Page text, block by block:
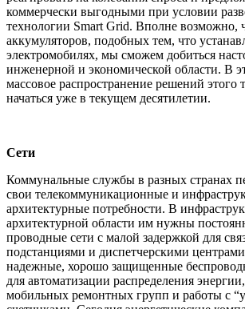
коммерчески выгодными при условии
технологии Smart Grid. Вполне возможно,
аккумуляторов, подобных тем, что
электромобилях, мы сможем добиться
инженерной и экономической области. В
массовое распространение решений этого
начаться уже в текущем десятилетии.
Сети
Коммунальные службы в разных странах
свои телекоммуникационные и
архитектурные потребности. В
архитектурной области им нужны
проводные сети с малой задержкой для
подстанциями и диспетчерскими
надежные, хорошо защищенные
для автоматизации распределения
мобильных ремонтных групп и работы с